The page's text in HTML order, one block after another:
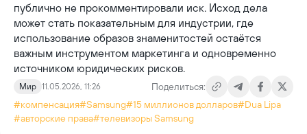
публично не прокомментировали иск. Исход дела
может стать показательным для индустрии, где
использование образов знаменитостей остаётся
важным инструментом маркетинга и одновременно
источником юридических рисков.
Мир 11.05.2026, 11:26
Поделиться:
#компенсация#Samsung#15 миллионов долларов#Dua Lipa
#авторские права#телевизоры Samsung